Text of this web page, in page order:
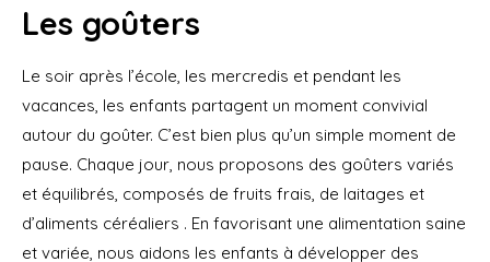
Les goûters
Le soir après l’école, les mercredis et pendant les
vacances, les enfants partagent un moment convivial
autour du goûter. C’est bien plus qu’un simple moment de
pause. Chaque jour, nous proposons des goûters variés
et équilibrés, composés de fruits frais, de laitages et
d’aliments céréaliers . En favorisant une alimentation saine
et variée, nous aidons les enfants à développer des